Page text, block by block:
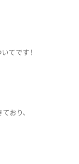
てです！
おり、